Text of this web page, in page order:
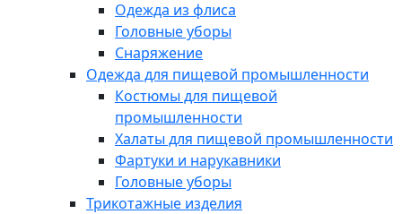
Одежда из флиса
Головные уборы
Снаряжение
Одежда для пищевой промышленности
Костюмы для пищевой
промышленности
Халаты для пищевой промышленности
Фартуки и нарукавники
Головные уборы
Трикотажные изделия